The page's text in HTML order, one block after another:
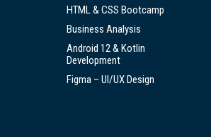
HTML & CSS Bootcamp
Business Analysis
Android 12 & Kotlin
Development
Figma – UI/UX Design